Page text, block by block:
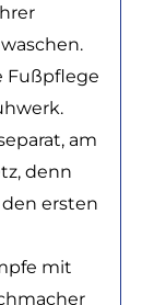
Fußpflege
am
denn
ersten
mit